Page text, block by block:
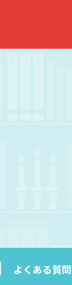
よくある質問